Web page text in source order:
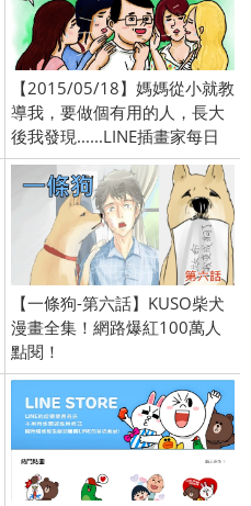
【2015/05/18】媽媽從小就教
導我，要做個有用的人，長大
後我發現......LINE插畫家每日
繪畫貼圖作品！原創精彩連載
中！
【一條狗-第六話】KUSO柴犬
漫畫全集！網路爆紅100萬人
點閱！